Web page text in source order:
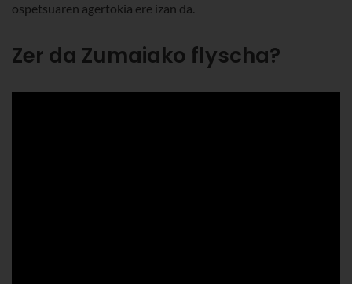
ospetsuaren agertokia ere izan da.
Zer da Zumaiako flyscha?